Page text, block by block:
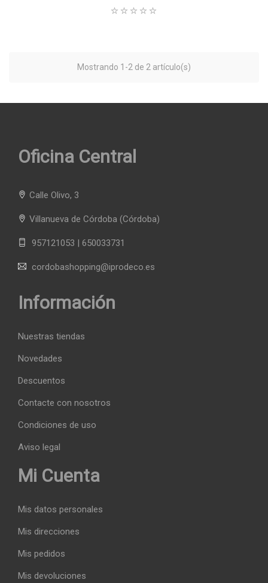
Mostrando 1-2 de 2 artículo(s)
Oficina Central
Calle Olivo, 3
Villanueva de Córdoba (Córdoba)
957121053 | 650033731
cordobashopping@iprodeco.es
Información
Nuestras tiendas
Novedades
Descuentos
Contacte con nosotros
Condiciones de uso
Aviso legal
Mi Cuenta
Mis datos personales
Mis direcciones
Mis pedidos
Mis devoluciones